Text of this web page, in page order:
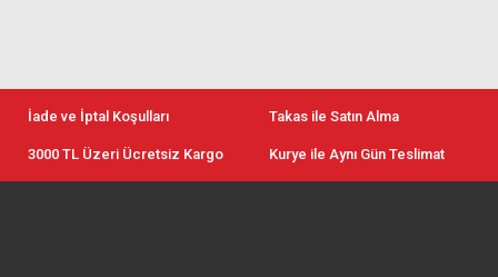
İade ve İptal Koşulları Takas ile Satın Alma
3000 TL Üzeri Ücretsiz Kargo Kurye ile Aynı Gün Teslimat